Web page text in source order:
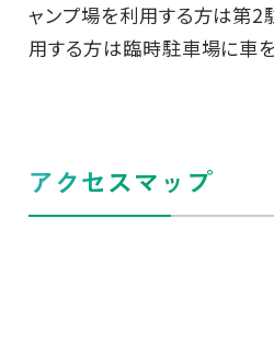
ャンプ場を利用する方は第2
用する方は臨時駐車場に車
アクセスマップ